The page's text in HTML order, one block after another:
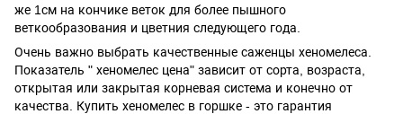
же 1см на кончике веток для более пышного
веткообразования и цветния следующего года.
Очень важно выбрать качественные саженцы хеномелеса.
Показатель " хеномелес цена" зависит от сорта, возраста,
открытая или закрытая корневая система и конечно от
качества. Купить хеномелес в горшке - это гарантия